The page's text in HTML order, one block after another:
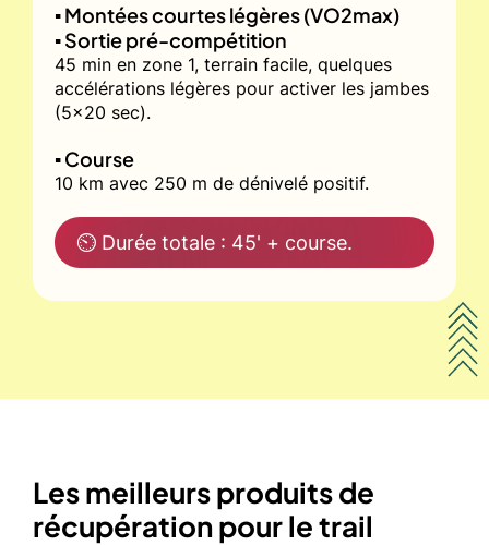
▪️ Montées courtes légères (VO2max)
▪️ Sortie pré-compétition
45 min en zone 1, terrain facile, quelques
accélérations légères pour activer les jambes
(5x20 sec).
▪️ Course
10 km avec 250 m de dénivelé positif.
⏲ Durée totale : 45' + course.
Les meilleurs produits de
récupération pour le trail